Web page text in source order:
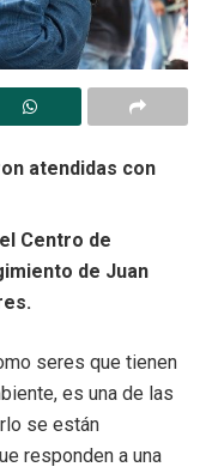
atendidas con
Centro de
de Juan
seres que tienen
es una de las
se están
responden a una